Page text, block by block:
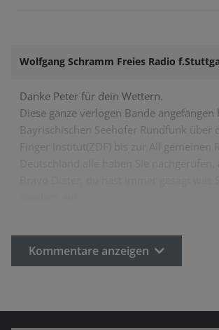
Wolfgang Schramm Freies Radio
Danke Peter für dein Wettern.
Diese ganze verlogen Bande angefangen
Bayrischischen Seehofer Rundfunk über
Kommentare anzeigen